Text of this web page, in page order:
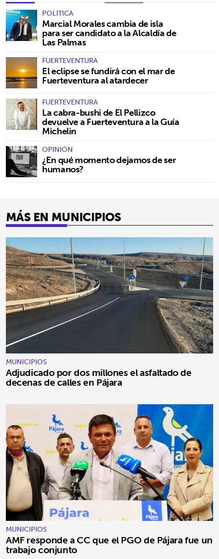
POLÍTICA
Marcial Morales cambia de isla
para ser candidato a la Alcaldía de
Las Palmas
FUERTEVENTURA
El eclipse se fundirá con el mar de
Fuerteventura al atardecer
FUERTEVENTURA
La cabra-bushi de El Pellizco
devuelve a Fuerteventura a la Guía
Michelin
OPINIÓN
¿En qué momento dejamos de ser
humanos?
MÁS EN MUNICIPIOS
MUNICIPIOS
Adjudicado por dos millones el asfaltado de
decenas de calles en Pájara
MUNICIPIOS
AMF responde a CC que el PGO de Pájara fue un
trabajo conjunto